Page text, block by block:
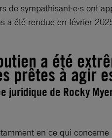
de sympathisant·e·s ont
a été rendue en février
a été
prêtes à agir
juridique de Rocky
en ce qui